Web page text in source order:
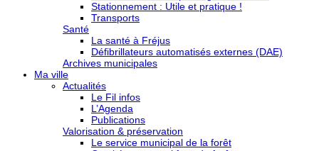
Stationnement : Utile et pratique !
Transports
Santé
La santé à Fréjus
Défibrillateurs automatisés externes (DAE)
Archives municipales
Ma ville
Actualités
Le Fil infos
L’Agenda
Publications
Valorisation & préservation
Le service municipal de la forêt